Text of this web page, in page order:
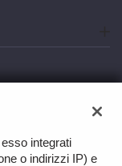
integrati
o indirizzi IP) e